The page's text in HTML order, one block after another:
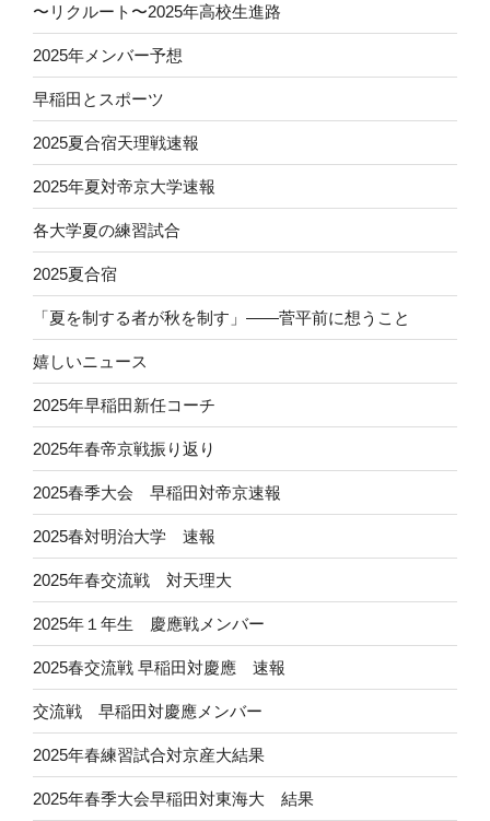
〜リクルート〜2025年高校生進路
2025年メンバー予想
早稲田とスポーツ
2025夏合宿天理戦速報
2025年夏対帝京大学速報
各大学夏の練習試合
2025夏合宿
「夏を制する者が秋を制す」——菅平前に想うこと
嬉しいニュース
2025年早稲田新任コーチ
2025年春帝京戦振り返り
2025春季大会 早稲田対帝京速報
2025春対明治大学 速報
2025年春交流戦 対天理大
2025年１年生 慶應戦メンバー
2025春交流戦 早稲田対慶應 速報
交流戦 早稲田対慶應メンバー
2025年春練習試合対京産大結果
2025年春季大会早稲田対東海大 結果